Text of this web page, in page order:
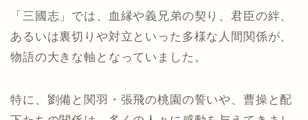
「三國志」では、血縁や義兄弟の契り、君臣の絆、
あるいは裏切りや対立といった多様な人間関係が、
物語の大きな軸となっていました。
特に、劉備と関羽・張飛の桃園の誓いや、曹操と配